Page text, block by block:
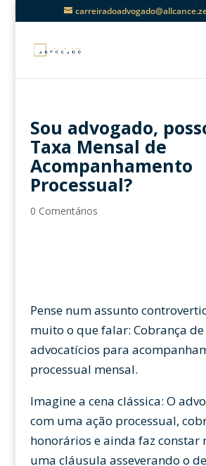
Sou advogado,
Taxa Mensal de
Acompanhamento
Processual?
0 Comentários
Pense num assunto
muito o que falar: Cobrança
advocatícios para
processual mensal.
Imagine a cena clássica: O
com uma ação processual,
honorários e ainda faz constar
uma cláusula asseverando o